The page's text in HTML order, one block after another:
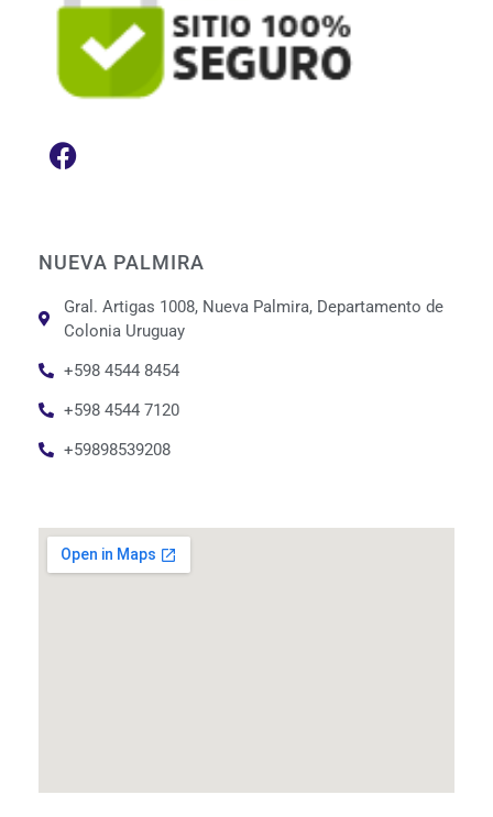
NUEVA PALMIRA
Gral. Artigas 1008, Nueva Palmira, Departamento de
Colonia Uruguay
+598 4544 8454
+598 4544 7120
+59898539208